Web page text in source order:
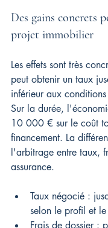
Des gains concrets
projet immobilier
Les effets sont très
peut obtenir un taux
inférieur aux
Sur la durée,
10 000 € sur le coût
financement. La
l'arbitrage entre taux,
assurance.
Taux négocié :
selon le profil et
Frais de dossier :